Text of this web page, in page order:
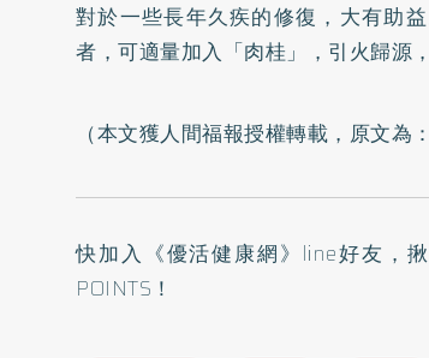
對於一些長年久疾的修復，大有助
者，可適量加入「肉桂」，引火歸源
（本文獲人間福報授權轉載，原文為：
快加入 《優活健康網》line好友 ，
POINTS！